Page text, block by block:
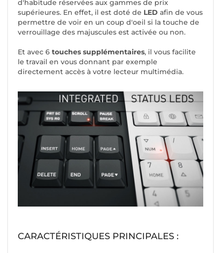
d'habitude réservées aux gammes de prix
supérieures. En effet, il est doté de LED afin de vous
permettre de voir en un coup d'oeil si la touche de
verrouillage des majuscules est activée ou non.
Et avec 6 touches supplémentaires, il vous facilite
le travail en vous donnant par exemple
directement accès à votre lecteur multimédia.
CARACTÉRISTIQUES PRINCIPALES :